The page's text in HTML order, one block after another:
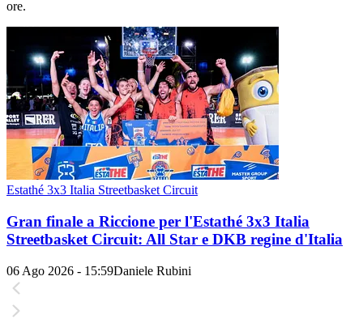
ore.
Estathé 3x3 Italia Streetbasket Circuit
Gran finale a Riccione per l'Estathé 3x3 Italia
Streetbasket Circuit: All Star e DKB regine d'Italia
06 Ago 2026 - 15:59Daniele Rubini